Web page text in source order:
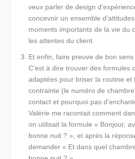
veux parler de design
concevoir un ensemble
moments importants de la vie du
les attentes du client.
Et enfin,faire preuve de bon sens
C’est à dire trouver des formules
adaptées pour briser la routine et
contrainte (le numéro de
contact et pourquoi pas
Valérie me racontait comment
on utilisait la formule « Bonjour,
bonne nuit ? », et après la
demander « Et dans quel